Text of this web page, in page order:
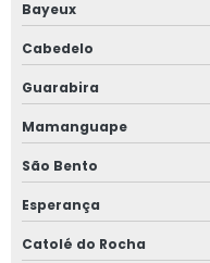
Bayeux
Cabedelo
Guarabira
Mamanguape
São Bento
Esperança
Catolé do Rocha